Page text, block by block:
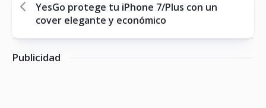
YesGo protege tu iPhone 7/Plus con un
cover elegante y económico
Publicidad